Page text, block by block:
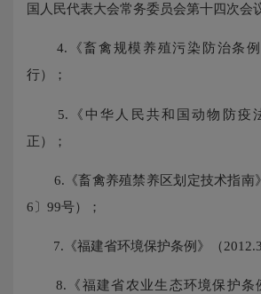
国人民代表大会常务委员会第十四次会
4.《畜禽规模养殖污染防治条例
行）；
5.《中华人民共和国动物防疫法
正）；
6.《畜禽养殖禁养区划定技术指南
6〕99号）；
7.《福建省环境保护条例》（
8.《福建省农业生态环境保护条